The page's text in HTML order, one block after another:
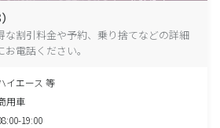
な割引料金や予約、乗り捨てなどの詳細
電話ください。
イエース 等
用車
19:00